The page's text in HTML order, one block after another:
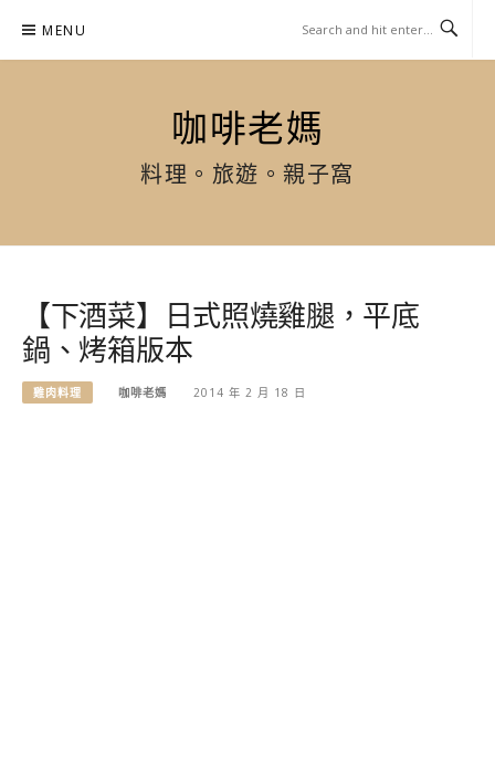
content
MENU
咖啡老媽
料理。旅遊。親子窩
【下酒菜】日式照燒雞腿，平底
鍋、烤箱版本
雞肉料理 咖啡老媽 2014 年 2 月 18 日